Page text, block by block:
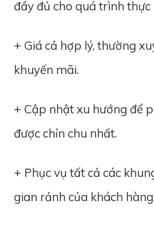
đầy đủ cho quá trình thực
+ Giá cả hợp lý, thường
khuyến mãi.
+ Cập nhật xu hướng để
được chỉn chu nhất.
+ Phục vụ tất cả các
gian rảnh của khách hàng.